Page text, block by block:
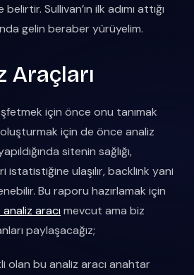
Sullivan’ın ilk adımı attığı
gelin beraber yürüyelim.
Araçları
için önce onu tanımak
oluşturmak için de önce analiz
sitenin sağlığı,
istatistiğine ulaşılır, backlink yani
Bu raporu hazırlamak için
analiz aracı mevcut ama biz
paylaşacağız;
olan bu analiz aracı anahtar